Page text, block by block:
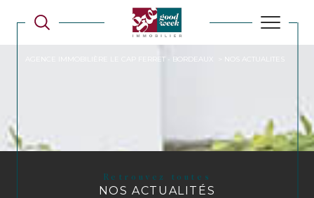
AGENCE IMMOBILIÈRE LE CAP FERRET - BORDEAUX NOS ACTUALITES
Retrouvez toutes
NOS ACTUALITÉS